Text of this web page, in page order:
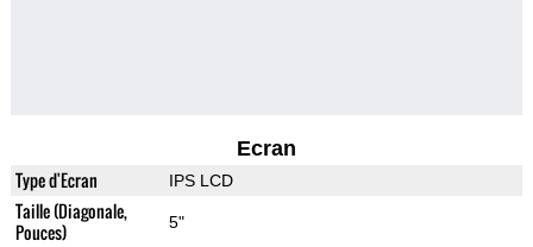
Ecran
Type d'Ecran IPS LCD
Taille (Diagonale,
Pouces)
5"